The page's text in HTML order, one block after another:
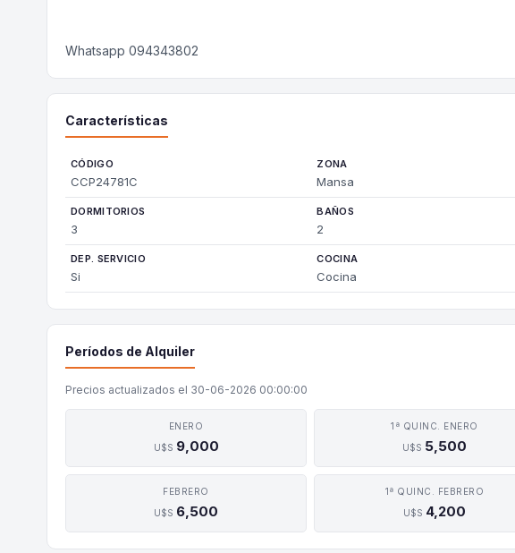
Whatsapp 094343802
Características
CÓDIGO
CCP24781C
ZONA
Mansa
DORMITORIOS
3
BAÑOS
2
DEP. SERVICIO
Si
COCINA
Cocina
Períodos de Alquiler
Precios actualizados el 30-06-2026 00:00:00
ENERO
U$S 9,000
1ª QUINC. ENERO
U$S 5,500
FEBRERO
U$S 6,500
1ª QUINC. FEBRERO
U$S 4,200